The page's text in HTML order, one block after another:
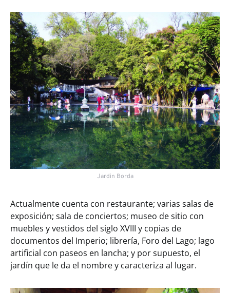
Jardin Borda
Actualmente cuenta con restaurante; varias salas de
exposición; sala de conciertos; museo de sitio con
muebles y vestidos del siglo XVIII y copias de
documentos del Imperio; librería, Foro del Lago; lago
artificial con paseos en lancha; y por supuesto, el
jardín que le da el nombre y caracteriza al lugar.